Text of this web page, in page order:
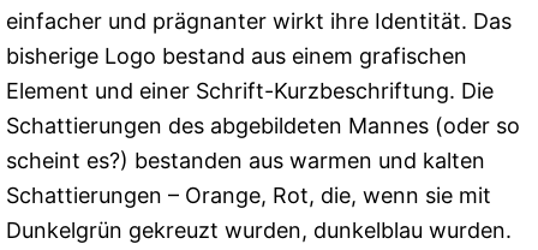
einfacher und prägnanter wirkt ihre Identität. Das
bisherige Logo bestand aus einem grafischen
Element und einer Schrift-Kurzbeschriftung. Die
Schattierungen des abgebildeten Mannes (oder so
scheint es?) bestanden aus warmen und kalten
Schattierungen – Orange, Rot, die, wenn sie mit
Dunkelgrün gekreuzt wurden, dunkelblau wurden.